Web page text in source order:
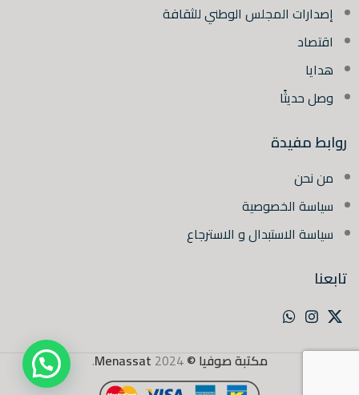
إصدارات المجلس الوطني للثقافة
اقتصاد
هدايا
وصل حديثًا
روابط مفيدة
من نحن
سياسة الخصوصية
سياسة الاستبدال و الاسترجاع
تابعنا
مكتبة صوفيا ©2024
Menassat
.